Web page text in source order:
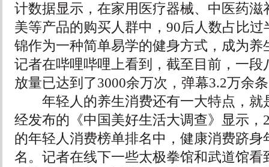
计数据显示，在家用医疗器械、中医药滋
美等产品的购买人群中，90后人数占比
锦作为一种简单易学的健身方式，成为养
记者在哔哩哔哩上看到，截至目前，一段
放量已达到了3000余万次，弹幕3.2万余
年轻人的养生消费还有一大特点，就
经发布的《中国美好生活大调查》显示，
的年轻人消费榜单排名中，健康消费跻身
名。记者在线下一些太极拳馆和武道馆看